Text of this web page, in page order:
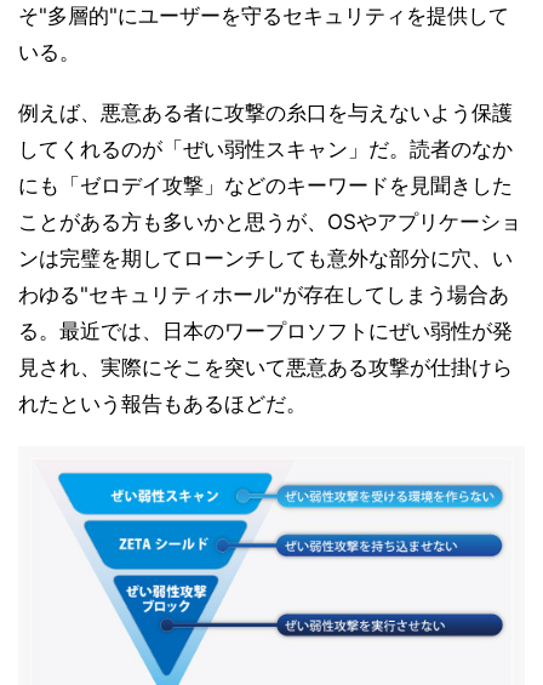
そ"多層的"にユーザーを守るセキュリティを提供して
いる。
例えば、悪意ある者に攻撃の糸口を与えないよう保護
してくれるのが「ぜい弱性スキャン」だ。読者のなか
にも「ゼロデイ攻撃」などのキーワードを見聞きした
ことがある方も多いかと思うが、OSやアプリケーショ
ンは完璧を期してローンチしても意外な部分に穴、い
わゆる"セキュリティホール"が存在してしまう場合あ
る。最近では、日本のワープロソフトにぜい弱性が発
見され、実際にそこを突いて悪意ある攻撃が仕掛けら
れたという報告もあるほどだ。